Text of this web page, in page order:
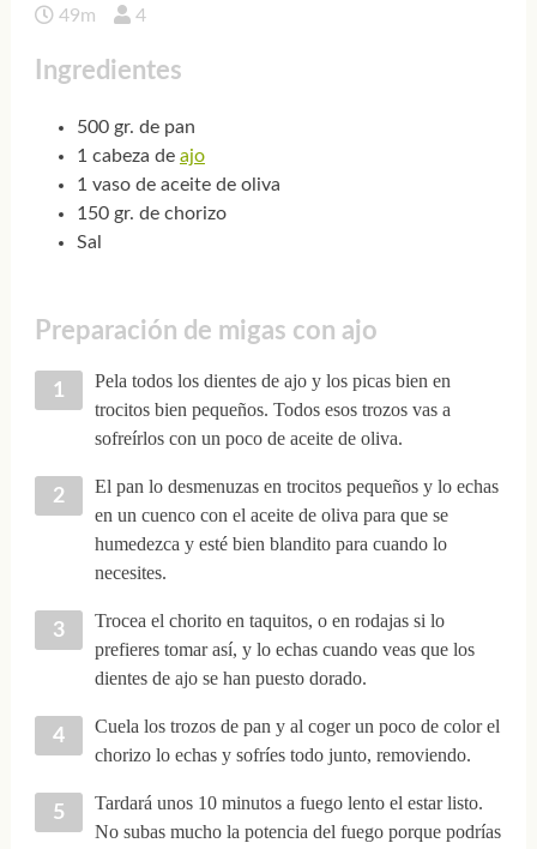
49m 4
Ingredientes
500 gr. de pan
1 cabeza de ajo
1 vaso de aceite de oliva
150 gr. de chorizo
Sal
Preparación de migas con ajo
Pela todos los dientes de ajo y los picas bien en
trocitos bien pequeños. Todos esos trozos vas a
sofreírlos con un poco de aceite de oliva.
El pan lo desmenuzas en trocitos pequeños y lo echas
en un cuenco con el aceite de oliva para que se
humedezca y esté bien blandito para cuando lo
necesites.
Trocea el chorito en taquitos, o en rodajas si lo
prefieres tomar así, y lo echas cuando veas que los
dientes de ajo se han puesto dorado.
Cuela los trozos de pan y al coger un poco de color el
chorizo lo echas y sofríes todo junto, removiendo.
Tardará unos 10 minutos a fuego lento el estar listo.
No subas mucho la potencia del fuego porque podrías